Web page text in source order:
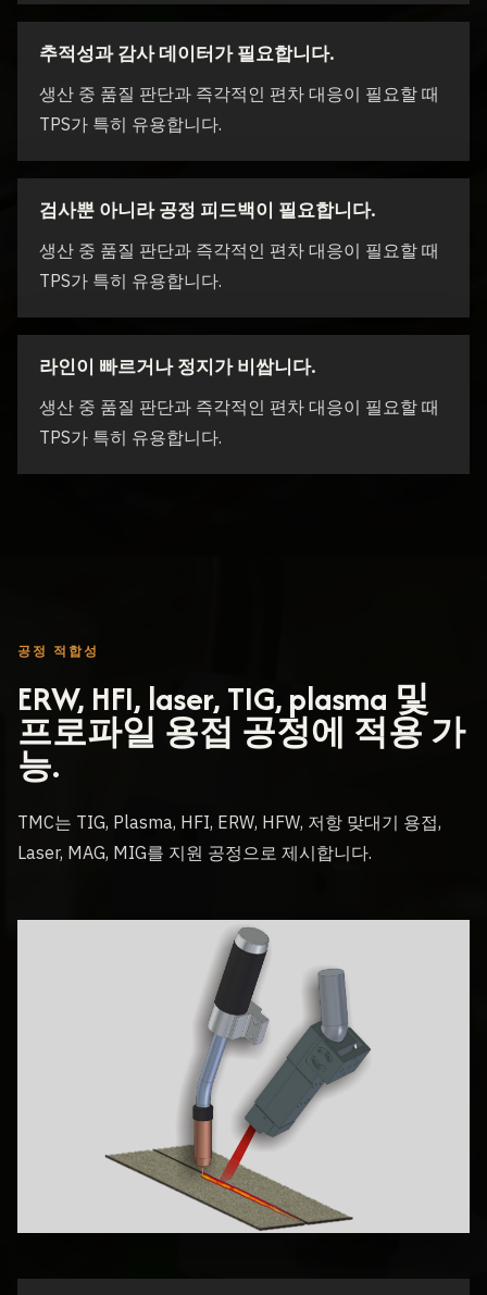
추적성과 감사 데이터가 필요합니다.
생산 중 품질 판단과 즉각적인 편차 대응이 필요할 때
TPS가 특히 유용합니다.
검사뿐 아니라 공정 피드백이 필요합니다.
생산 중 품질 판단과 즉각적인 편차 대응이 필요할 때
TPS가 특히 유용합니다.
라인이 빠르거나 정지가 비쌉니다.
생산 중 품질 판단과 즉각적인 편차 대응이 필요할 때
TPS가 특히 유용합니다.
공정 적합성
ERW, HFI, laser, TIG, plasma 및
프로파일 용접 공정에 적용 가
능.
TMC는 TIG, Plasma, HFI, ERW, HFW, 저항 맞대기 용접,
Laser, MAG, MIG를 지원 공정으로 제시합니다.